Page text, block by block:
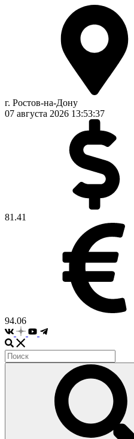
г. Ростов-на-Дону
07 августа 2026 13:53:38
81.41
94.06